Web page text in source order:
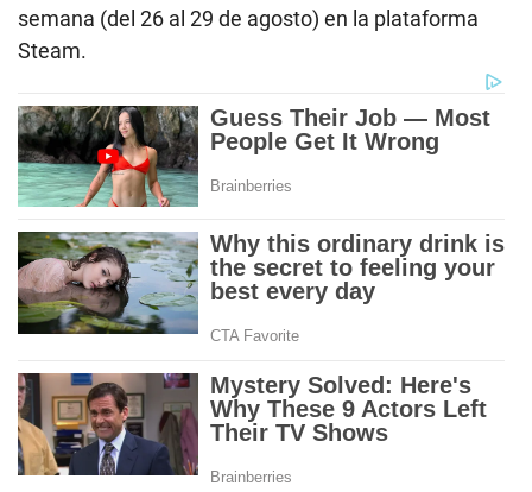
semana (del 26 al 29 de agosto) en la plataforma
Steam.